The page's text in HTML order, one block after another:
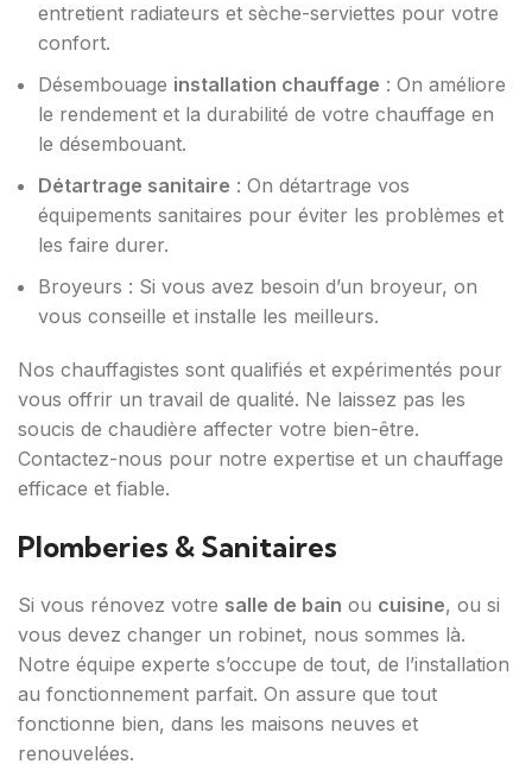
entretient radiateurs et sèche-serviettes pour votre
confort.
Désembouage installation chauffage : On améliore
le rendement et la durabilité de votre chauffage en
le désembouant.
Détartrage sanitaire : On détartrage vos
équipements sanitaires pour éviter les problèmes et
les faire durer.
Broyeurs : Si vous avez besoin d’un broyeur, on
vous conseille et installe les meilleurs.
Nos chauffagistes sont qualifiés et expérimentés pour
vous offrir un travail de qualité. Ne laissez pas les
soucis de chaudière affecter votre bien-être.
Contactez-nous pour notre expertise et un chauffage
efficace et fiable.
Plomberies & Sanitaires
Si vous rénovez votre salle de bain ou cuisine, ou si
vous devez changer un robinet, nous sommes là.
Notre équipe experte s’occupe de tout, de l’installation
au fonctionnement parfait. On assure que tout
fonctionne bien, dans les maisons neuves et
renouvelées.